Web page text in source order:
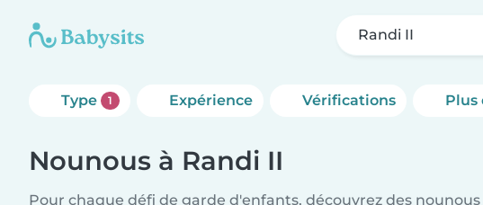
Randi II
Type 1 Expérience Vérifications Plus
Nounous à Randi II
Pour chaque défi de garde d'enfants, découvrez des nounous